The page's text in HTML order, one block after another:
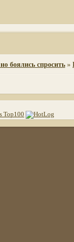
боялись спросить »